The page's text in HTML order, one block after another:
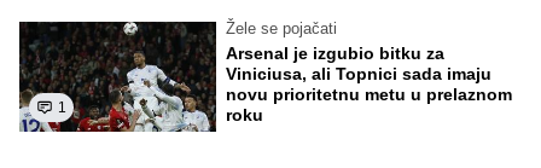
1
Žele se pojačati
Arsenal je izgubio bitku za
Viniciusa, ali Topnici sada imaju
novu prioritetnu metu u prelaznom
roku